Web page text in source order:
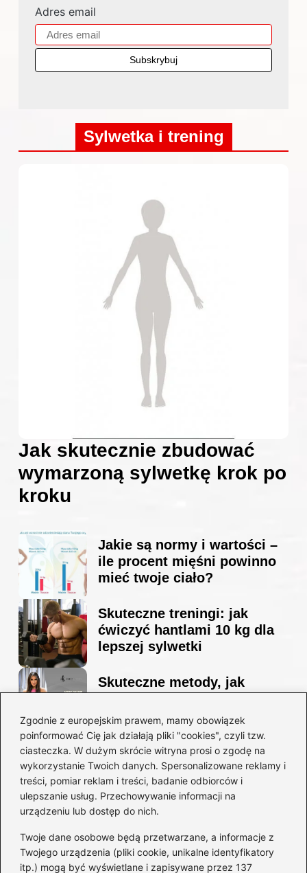
Zgodnie z europejskim prawem, mamy obowiązek
poinformować Cię jak działają pliki "cookies", czyli tzw.
ciasteczka. W dużym skrócie witryna prosi o zgodę na
wykorzystanie Twoich danych. Spersonalizowane reklamy i
treści, pomiar reklam i treści, badanie odbiorców i
ulepszanie usług. Przechowywanie informacji na
urządzeniu lub dostęp do nich.
Twoje dane osobowe będą przetwarzane, a informacje z
Twojego urządzenia (pliki cookie, unikalne identyfikatory
itp.) mogą być wyświetlane i zapisywane przez 137
Adres email
Sylwetka i trening
Jak skutecznie zbudować
wymarzoną sylwetkę krok po
kroku
Jakie są normy i wartości –
ile procent mięśni powinno
mieć twoje ciało?
Skuteczne treningi: jak
ćwiczyć hantlami 10 kg dla
lepszej sylwetki
Skuteczne metody, jak
sylwetkę w zaledwie 90 dni
Idealny garnitur: jak dobrać
go do swojej sylwetki?
Kategorie
Dieta i kalorie(221)